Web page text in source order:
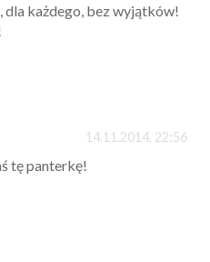
dla każdego, bez wyjątków!
14.11.2014, 22:56
tę panterkę!